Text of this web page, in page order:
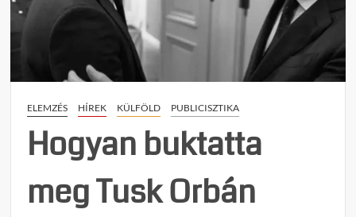
ELEMZÉS HÍREK KÜLFÖLD PUBLICISZTIKA
Hogyan buktatta
meg Tusk Orbán